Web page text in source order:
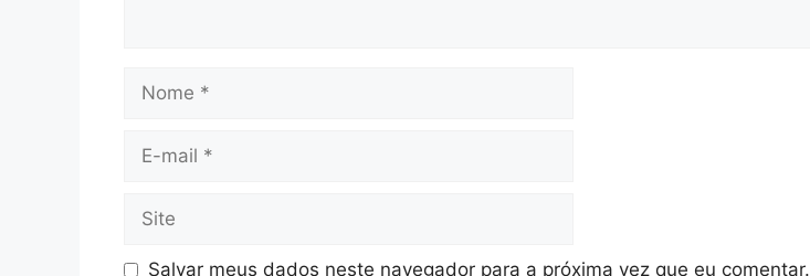
Nome
Site
Salvar meus dados neste navegador para a próxima vez que eu comentar.